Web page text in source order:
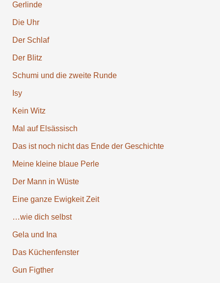
Gerlinde
Die Uhr
Der Schlaf
Der Blitz
Schumi und die zweite Runde
Isy
Kein Witz
Mal auf Elsäs­sisch
Das ist noch nicht das Ende der Ge­schichte
Meine kleine blaue Perle
Der Mann in Wüste
Eine ganze Ewigkeit Zeit
…wie dich selbst
Gela und Ina
Das Küchen­fenster
Gun Figther